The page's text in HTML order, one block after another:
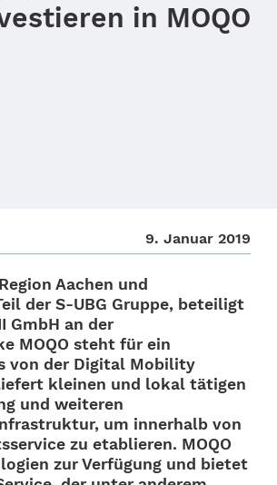
in MOQO
9. Januar 2019
Aachen und
der S‑UBG Gruppe, betei­ligt
GmbH an der
MOQO steht für ein
von der Digi­tal Mobi­lity
klei­nen und lokal täti­gen
und weite­ren
um inner­halb von
zu etablie­ren. MOQO
zur Verfü­gung und bietet